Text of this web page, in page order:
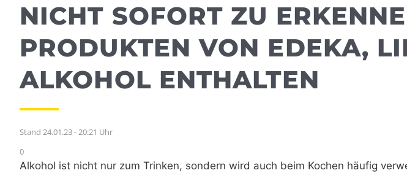
NICHT SOFORT ZU
PRODUKTEN VON EDEKA,
ALKOHOL ENTHALTEN
Stand 24.01.23 - 20:21 Uhr
0
Alkohol ist nicht nur zum Trinken, sondern wird auch beim Kochen häufig